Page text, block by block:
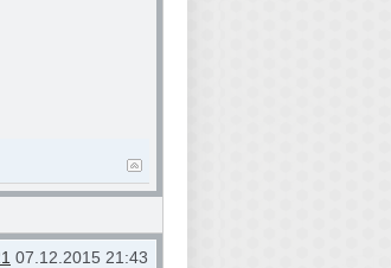
07.12.2015 21:43